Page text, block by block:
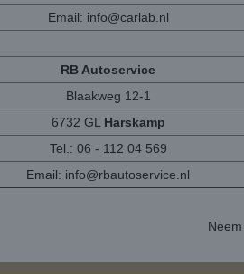
Email: info@carlab.nl
RB Autoservice
Blaakweg 12-1
6732 GL Harskamp
Tel.: 06 - 112 04 569
Email: info@rbautoservice.nl